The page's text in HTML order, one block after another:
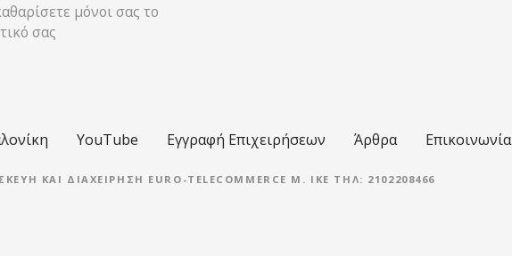
μόνοι σας το
σας
YouTube Εγγραφή Επιχειρήσεων Άρθρα Επικοινωνία
ΚΑΙ ΔΙΑΧΕΊΡΗΣΗ EURO-TELECOMMERCE M. IKE ΤΗΛ: 2102208466